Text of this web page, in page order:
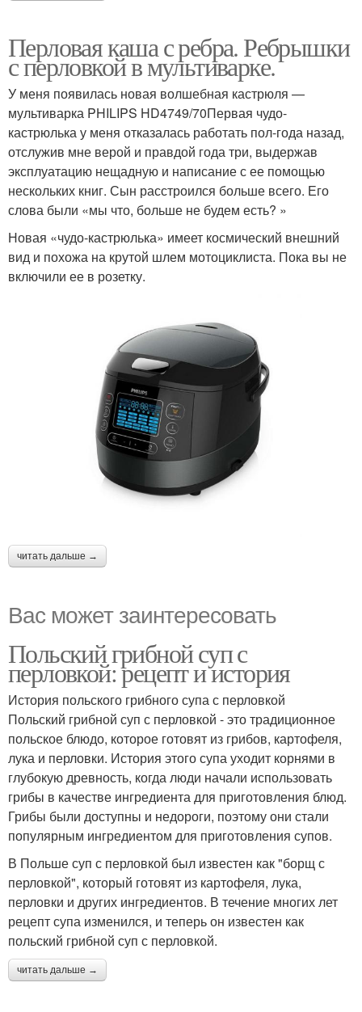
Перловая каша с ребра. Ребрышки
с перловкой в мультиварке.
У меня появилась новая волшебная кастрюля —
мультиварка PHILIPS HD4749/70Первая чудо-
кастрюлька у меня отказалась работать пол-года назад,
отслужив мне верой и правдой года три, выдержав
эксплуатацию нещадную и написание с ее помощью
нескольких книг. Сын расстроился больше всего. Его
слова были «мы что, больше не будем есть? »
Новая «чудо-кастрюлька» имеет космический внешний
вид и похожа на крутой шлем мотоциклиста. Пока вы не
включили ее в розетку.
читать дальше →
Вас может заинтересовать
Польский грибной суп с
перловкой: рецепт и история
История польского грибного супа с перловкой
Польский грибной суп с перловкой - это традиционное
польское блюдо, которое готовят из грибов, картофеля,
лука и перловки. История этого супа уходит корнями в
глубокую древность, когда люди начали использовать
грибы в качестве ингредиента для приготовления блюд.
Грибы были доступны и недороги, поэтому они стали
популярным ингредиентом для приготовления супов.
В Польше суп с перловкой был известен как "борщ с
перловкой", который готовят из картофеля, лука,
перловки и других ингредиентов. В течение многих лет
рецепт супа изменился, и теперь он известен как
польский грибной суп с перловкой.
читать дальше →